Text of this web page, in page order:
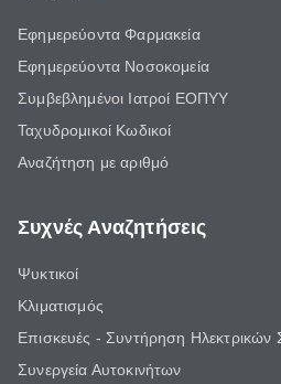
Εφημερεύοντα Φαρμακεία
Εφημερεύοντα Νοσοκομεία
Συμβεβλημένοι Ιατροί ΕΟΠΥΥ
Ταχυδρομικοί Κωδικοί
Αναζήτηση με αριθμό
Συχνές Αναζητήσεις
Ψυκτικοί
Κλιματισμός
Επισκευές - Συντήρηση Ηλεκτρικών
Συνεργεία Αυτοκινήτων